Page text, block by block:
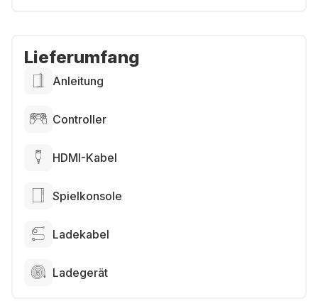
Lieferumfang
Anleitung
Controller
HDMI-Kabel
Spielkonsole
Ladekabel
Ladegerät